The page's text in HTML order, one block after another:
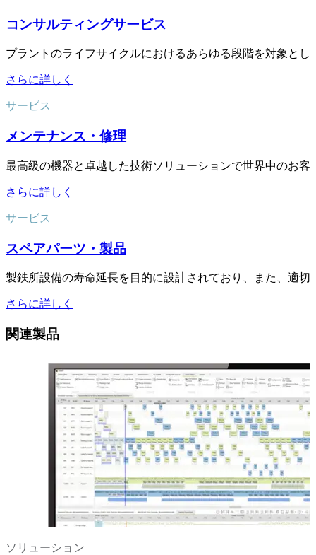
コンサルティングサービス
プラントのライフサイクルにおけるあらゆる段階を対象と
さらに詳しく
サービス
メンテナンス・修理
最高級の機器と卓越した技術ソリューションで世界中のお客
さらに詳しく
サービス
スペアパーツ・製品
製鉄所設備の寿命延長を目的に設計されており、また、適
さらに詳しく
関連製品
ソリューション